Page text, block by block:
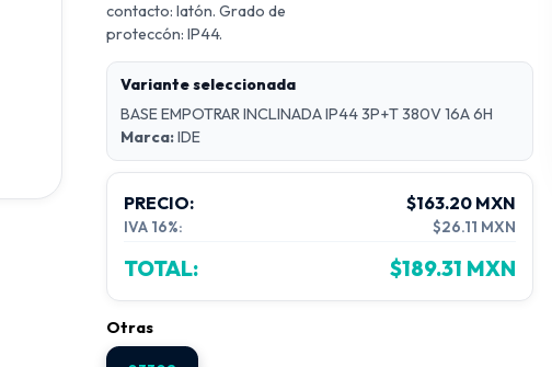
contacto: latón. Grado de
proteccón: IP44.
Variante seleccionada
BASE EMPOTRAR INCLINADA IP44 3P+T 380V 16A 6H
Marca:IDE
PRECIO: $163.20 MXN
IVA 16%: $26.11 MXN
TOTAL: $189.31 MXN
Otras